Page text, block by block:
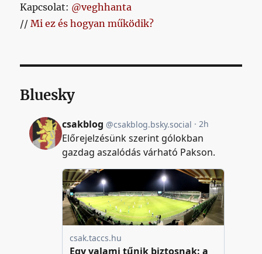
Kapcsolat: @veghhanta
//Mi ez és hogyan működik?
Bluesky